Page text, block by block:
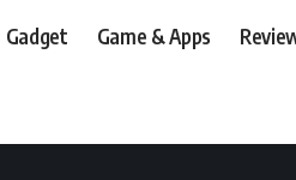
Gadget Game & Apps